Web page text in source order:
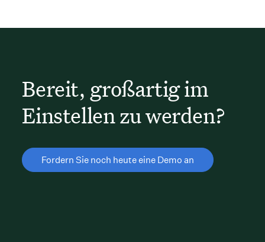
Bereit, großartig im
Einstellen zu werden?
Fordern Sie noch heute eine Demo an